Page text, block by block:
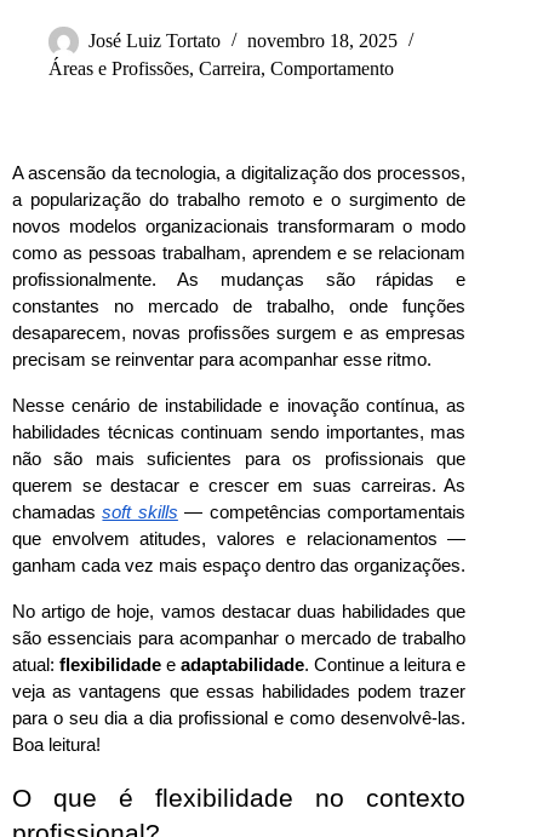
José Luiz Tortato
novembro 18, 2025
Áreas e Profissões, Carreira, Comportamento
A ascensão da tecnologia, a digitalização dos processos,
a popularização do trabalho remoto e o surgimento de
novos modelos organizacionais transformaram o modo
como as pessoas trabalham, aprendem e se relacionam
profissionalmente. As mudanças são rápidas e
constantes no mercado de trabalho, onde funções
desaparecem, novas profissões surgem e as empresas
precisam se reinventar para acompanhar esse ritmo.
Nesse cenário de instabilidade e inovação contínua, as
habilidades técnicas continuam sendo importantes, mas
não são mais suficientes para os profissionais que
querem se destacar e crescer em suas carreiras. As
chamadas soft skills — competências comportamentais
que envolvem atitudes, valores e relacionamentos —
ganham cada vez mais espaço dentro das organizações.
No artigo de hoje, vamos destacar duas habilidades que
são essenciais para acompanhar o mercado de trabalho
atual: flexibilidade e adaptabilidade. Continue a leitura e
veja as vantagens que essas habilidades podem trazer
para o seu dia a dia profissional e como desenvolvê-las.
Boa leitura!
O que é flexibilidade no contexto